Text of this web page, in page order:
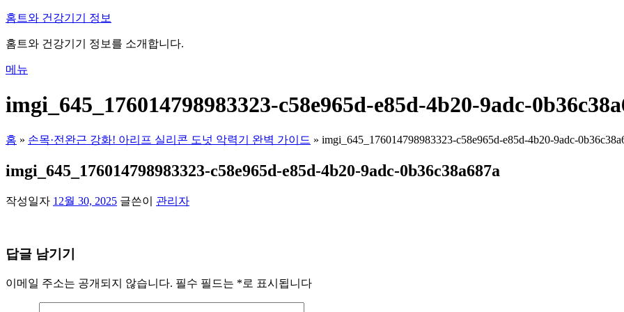
내
으
바
가
홈트와 건강기기 정보
홈트와 건강기기 정보를 소개합니다.
메뉴
imgi_645_176014798983323-c58e965d-e85d-4b20-9adc-
홈 » 손목·전완근 강화! 아리프 실리콘 도넛 악력기 완벽 가이드 » imgi_645_176014798983323-c58e965d-e85d-4b20-9adc-
imgi_645_176014798983323-c58e965d-e85d-4b20-9adc-0b36c38a687a
작성일자 12월 30, 2025 글쓴이 관리자
답글 남기기
이메일 주소는 공개되지 않습니다. 필수 필드는 *로 표시됩니다